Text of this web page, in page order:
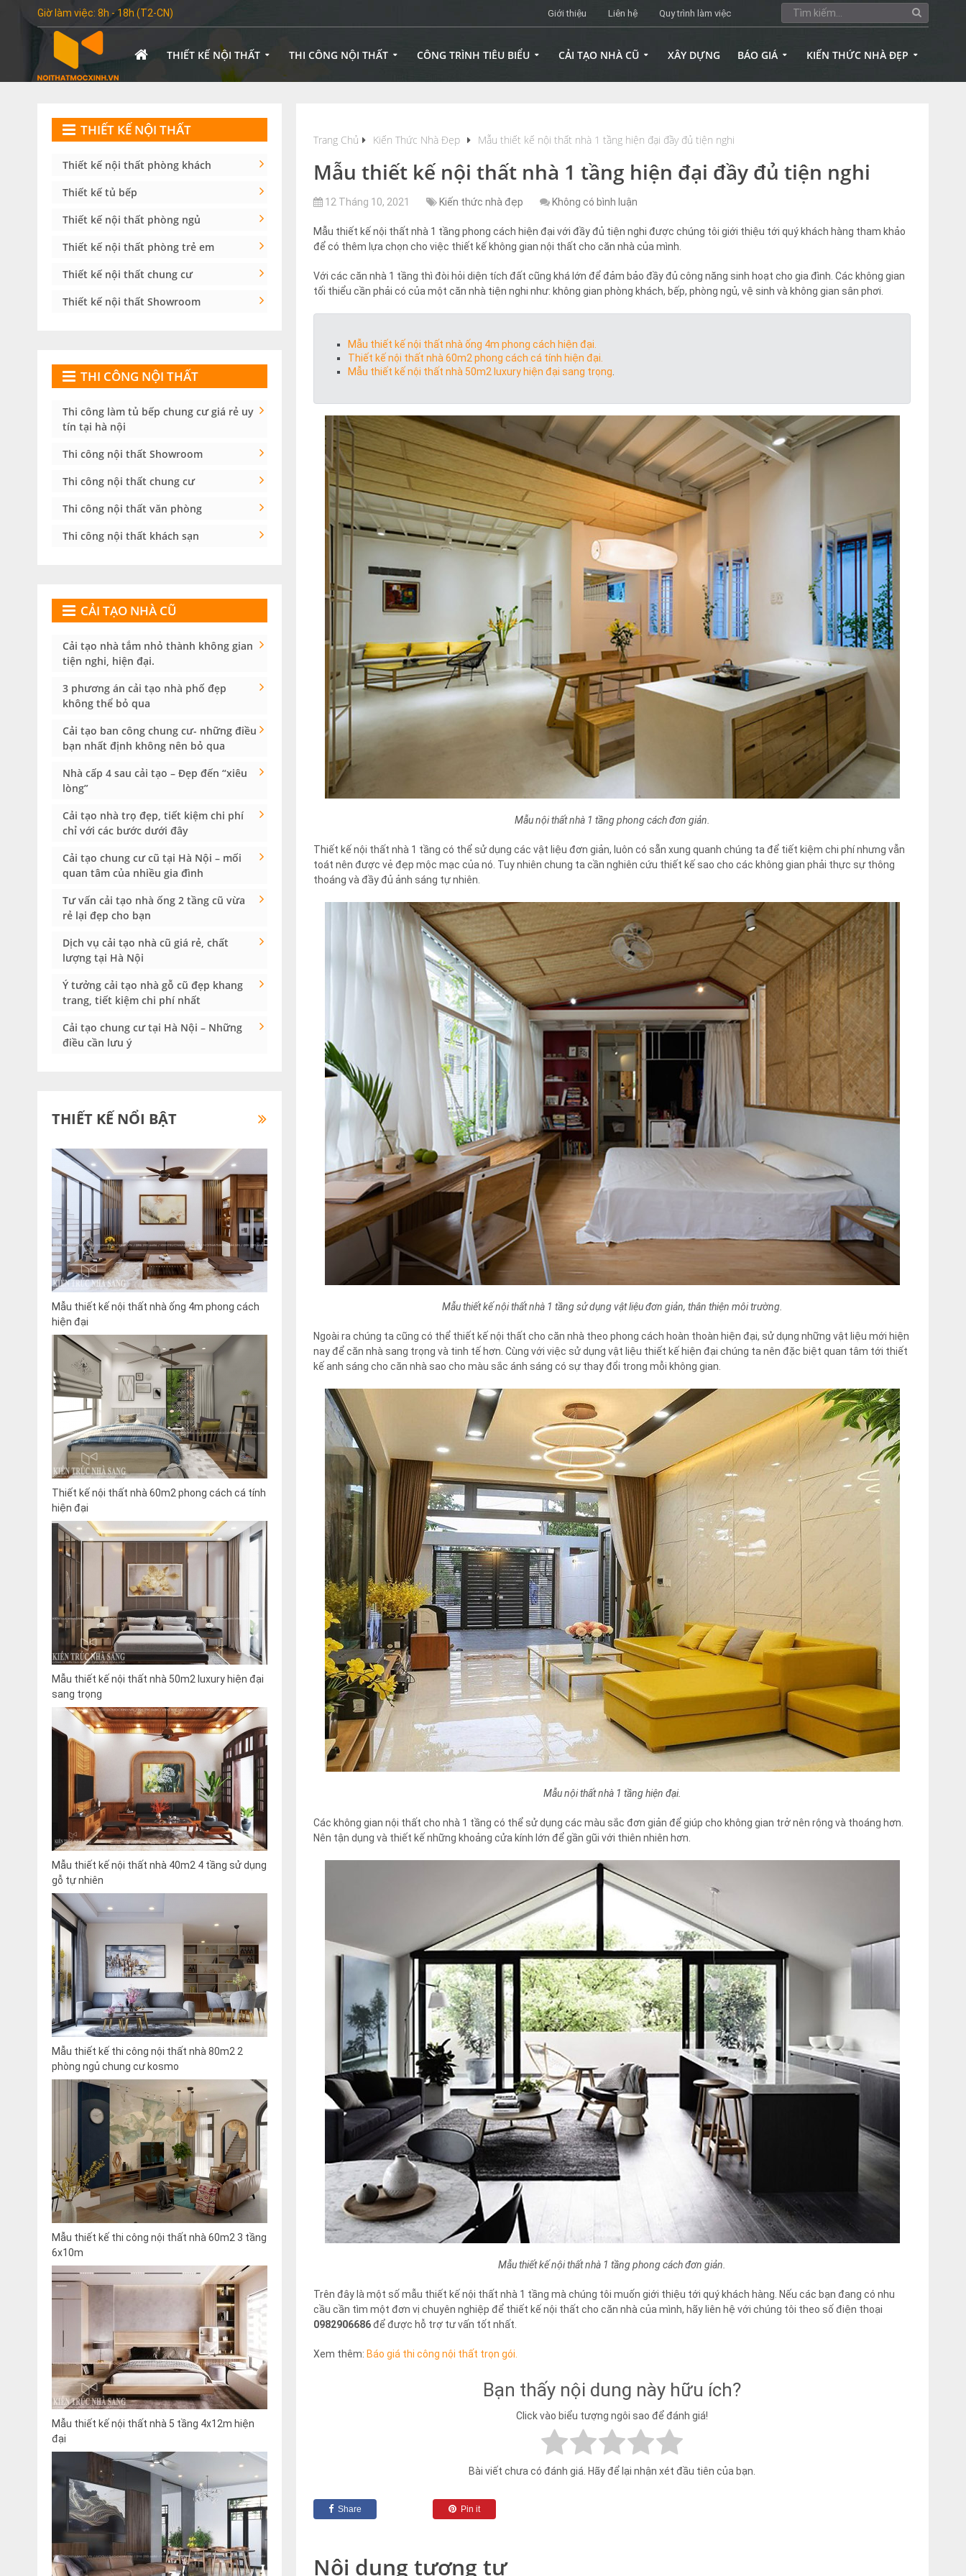
Giờ làm việc: 8h - 18h (T2-CN) Giới thiệu Liên hệ Quy trình làm việc
THIẾT KẾ NỘI THẤT THI CÔNG NỘI THẤT CÔNG TRÌNH TIÊU BIỂU CẢI TẠO NHÀ CŨ XÂY DỰNG BÁO GIÁ KIẾN THỨC NHÀ ĐẸP
Trang Chủ Kiến Thức Nhà Đẹp Mẫu thiết kế nội thất nhà 1 tầng hiện đại đầy đủ tiện nghi
Mẫu thiết kế nội thất nhà 1 tầng hiện đại đầy đủ tiện nghi
12 Tháng 10, 2021 Kiến thức nhà đẹp Không có bình luận
Mẫu thiết kế nội thất nhà 1 tầng phong cách hiện đại với đầy đủ tiện nghi được chúng tôi giới thiệu tới quý khách hàng tham khảo
để có thêm lựa chọn cho việc thiết kế không gian nội thất cho căn nhà của mình.
Với các căn nhà 1 tầng thì đòi hỏi diện tích đất cũng khá lớn để đảm bảo đầy đủ công năng sinh hoạt cho gia đình. Các không gian
tối thiểu cần phải có của một căn nhà tiện nghi như: không gian phòng khách, bếp, phòng ngủ, vệ sinh và không gian sân phơi.
Mẫu thiết kế nội thất nhà ống 4m phong cách hiện đại.
Thiết kế nội thất nhà 60m2 phong cách cá tính hiện đại.
Mẫu thiết kế nội thất nhà 50m2 luxury hiện đại sang trọng
Mẫu nội thất nhà 1 tầng phong cách đơn giản.
Thiết kế nội thất nhà 1 tầng có thể sử dụng các vật liệu đơn giản, luôn có sẵn xung quanh chúng ta để tiết kiệm chi phí nhưng vẫn
toát nên được vẻ đẹp mộc mạc của nó. Tuy nhiên chung ta cần nghiên cứu thiết kế sao cho các không gian phải thực sự thông
thoáng và đầy đủ ảnh sáng tự nhiên.
Mẫu thiết kế nội thất nhà 1 tầng sử dụng vật liệu đơn giản, thân thiện môi trường.
Ngoài ra chúng ta cũng có thể thiết kế nội thất cho căn nhà theo phong cách hoàn thoàn hiện đại, sử dụng những vật liệu mới hiện
nay để căn nhà sang trọng và tinh tế hơn. Cùng với việc sử dụng vật liệu thiết kế hiện đại chúng ta nên đặc biệt quan tâm tới thiết
kế anh sáng cho căn nhà sao cho màu sắc ánh sáng có sự thay đổi trong mỗi không gian.
Mẫu nội thất nhà 1 tầng hiện đại.
Các không gian nội thất cho nhà 1 tầng có thể sử dụng các màu sắc đơn giản để giúp cho không gian trở nên rộng và thoáng hơn.
Nên tận dụng và thiết kế những khoảng cửa kính lớn để gần gũi với thiên nhiên hơn.
Mẫu thiết kế nội thất nhà 1 tầng phong cách đơn giản.
Trên đây là một số mẫu thiết kế nội thất nhà 1 tầng mà chúng tôi muốn giới thiệu tới quý khách hàng. Nếu các bạn đang có nhu
cầu cần tìm một đơn vị chuyên nghiệp để thiết kế nội thất cho căn nhà của mình, hãy liên hệ với chúng tôi theo số điện thoại
0982906686để được hỗ trợ tư vấn tốt nhất.
Xem thêm: Báo giá thi công nội thất trọn gói.
Bạn thấy nội dung này hữu ích?
Click vào biểu tượng ngôi sao để đánh giá!
Bài viết chưa có đánh giá. Hãy để lại nhận xét đầu tiên của bạn.
Share Pin it
Nội dung tương tự
THIẾT KẾ NỘI THẤT
Thiết kế nội thất phòng khách
Thiết kế tủ bếp
Thiết kế nội thất phòng ngủ
Thiết kế nội thất phòng trẻ em
Thiết kế nội thất chung cư
Thiết kế nội thất Showroom
THI CÔNG NỘI THẤT
Thi công làm tủ bếp chung cư giá rẻ uy
tín tại hà nội
Thi công nội thất Showroom
Thi công nội thất chung cư
Thi công nội thất văn phòng
Thi công nội thất khách sạn
CẢI TẠO NHÀ CŨ
Cải tạo nhà tắm nhỏ thành không gian
tiện nghi, hiện đại.
3 phương án cải tạo nhà phố đẹp
không thể bỏ qua
Cải tạo ban công chung cư- những điều
bạn nhất định không nên bỏ qua
Nhà cấp 4 sau cải tạo – Đẹp đến “xiêu
lòng”
Cải tạo nhà trọ đẹp, tiết kiệm chi phí
chỉ với các bước dưới đây
Cải tạo chung cư cũ tại Hà Nội – mối
quan tâm của nhiều gia đình
Tư vấn cải tạo nhà ống 2 tầng cũ vừa
rẻ lại đẹp cho bạn
Dịch vụ cải tạo nhà cũ giá rẻ, chất
lượng tại Hà Nội
Ý tưởng cải tạo nhà gỗ cũ đẹp khang
trang, tiết kiệm chi phí nhất
Cải tạo chung cư tại Hà Nội – Những
điều cần lưu ý
THIẾT KẾ NỔI BẬT
Mẫu thiết kế nội thất nhà ống 4m phong cách
hiện đại
Thiết kế nội thất nhà 60m2 phong cách cá tính
hiện đại
Mẫu thiết kế nội thất nhà 50m2 luxury hiện đại
sang trọng
Mẫu thiết kế nội thất nhà 40m2 4 tầng sử dụng
gỗ tự nhiên
Mẫu thiết kế thi công nội thất nhà 80m2 2
phòng ngủ chung cư kosmo
Mẫu thiết kế thi công nội thất nhà 60m2 3 tầng
6x10m
Mẫu thiết kế nội thất nhà 5 tầng 4x12m hiện
đại